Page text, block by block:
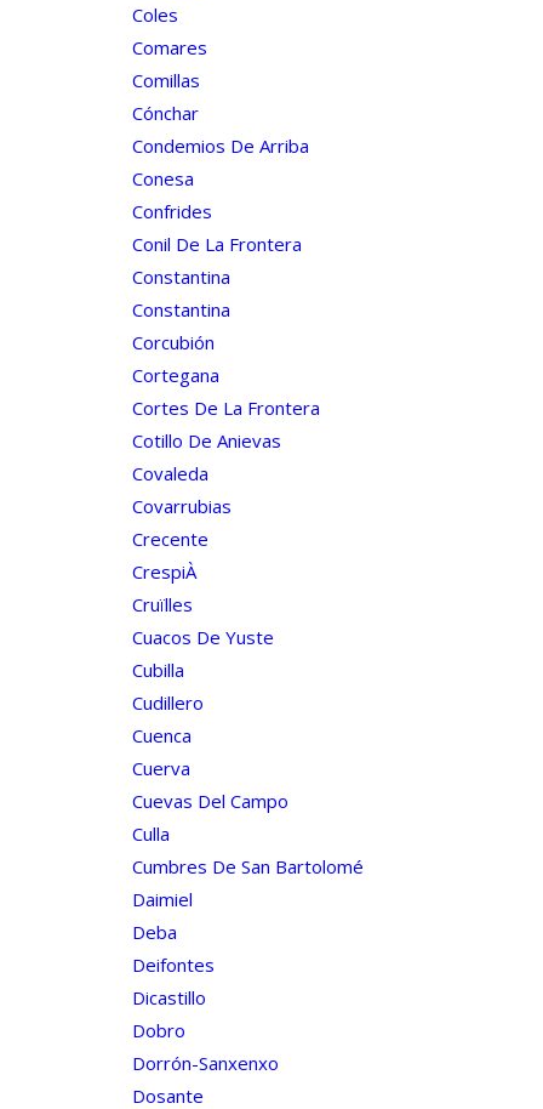
Coles
Comares
Comillas
Cónchar
Condemios De Arriba
Conesa
Confrides
Conil De La Frontera
Constantina
Constantina
Corcubión
Cortegana
Cortes De La Frontera
Cotillo De Anievas
Covaleda
Covarrubias
Crecente
CrespiÀ
Cruïlles
Cuacos De Yuste
Cubilla
Cudillero
Cuenca
Cuerva
Cuevas Del Campo
Culla
Cumbres De San Bartolomé
Daimiel
Deba
Deifontes
Dicastillo
Dobro
Dorrón-Sanxenxo
Dosante